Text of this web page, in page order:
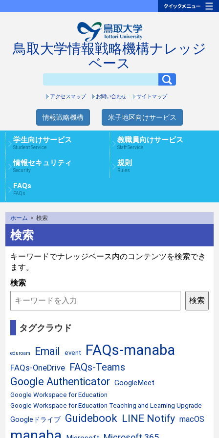
鳥取大学情報戦略機構ナレッジ
ベース
アクセスマップ お問い合わせ サイトマップ
情報戦略機構 米子地区向けサービス
学生向けサービス
Student Service
教職員向けサービス
Staff Service
情報セキュリティ
Security
規則
Rules
FAQs
FAQs
ホーム > 検索
検索
キーワードでナレッジベース内のコンテンツを検索でき
ます。
検索
検索
タグクラウド
eduroam Email event FAQs-manaba
FAQs-OneDrive FAQs-Teams
Google Authenticator GoogleMeet
Google Workspace for Education
Google Workspace for Education Teaching and Learning Upgrade
Googleドライブ Guidebook LINE Notify macOS